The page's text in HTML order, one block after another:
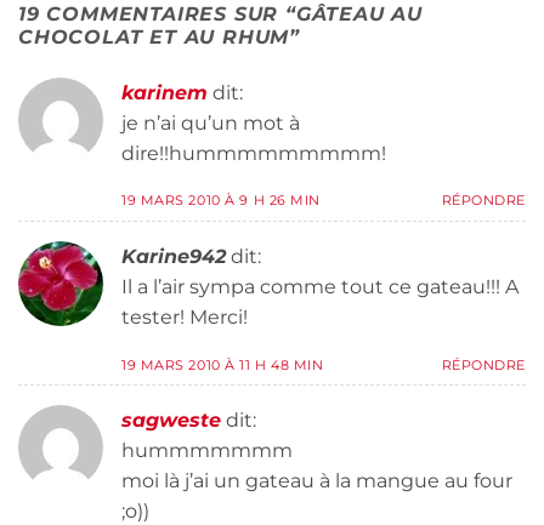
19 COMMENTAIRES SUR “GÂTEAU AU
CHOCOLAT ET AU RHUM”
karinem dit:
je n’ai qu’un mot à
dire!!hummmmmmmmm!
19 MARS 2010 À 9 H 26 MIN RÉPONDRE
Karine942 dit:
Il a l’air sympa comme tout ce gateau!!! A
tester! Merci!
19 MARS 2010 À 11 H 48 MIN RÉPONDRE
sagweste dit:
hummmmmmm
moi là j’ai un gateau à la mangue au four
;o))